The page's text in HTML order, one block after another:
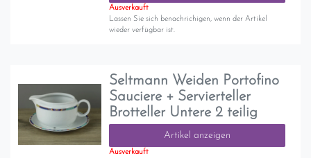
Ausverkauft
Lassen Sie sich benachrichigen, wenn der Artikel
wieder verfügbar ist.
Seltmann Weiden Portofino
Sauciere + Servierteller
Brotteller Untere 2 teilig
Artikel anzeigen
Ausverkauft